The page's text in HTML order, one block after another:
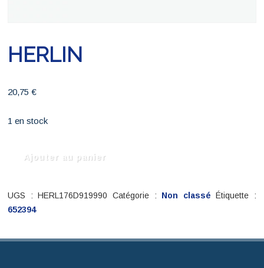
HERLIN
20,75€
1 en stock
Ajouter au panier
UGS :HERL176D919990 Catégorie : Non classé Étiquette :
652394